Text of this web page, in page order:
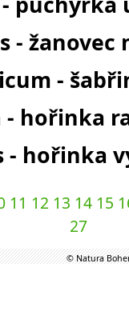
-
-
hořinka
hořinka
11 12 13 14 15
27
© Natura